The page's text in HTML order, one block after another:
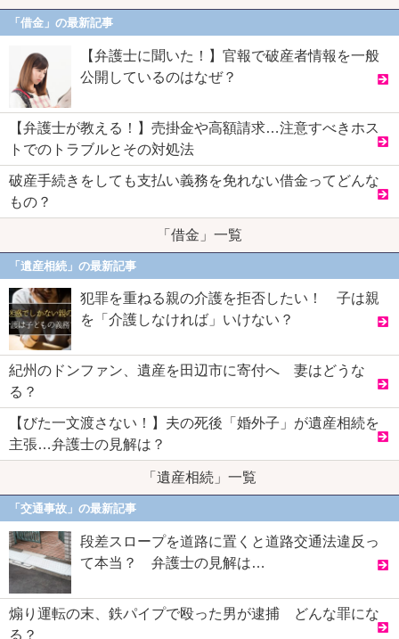
「借金」の最新記事
【弁護士に聞いた！】官報で破産者情報を一般
公開しているのはなぜ？
【弁護士が教える！】売掛金や高額請求…注意すべきホス
トでのトラブルとその対処法
破産手続きをしても支払い義務を免れない借金ってどんな
もの？
「借金」一覧
「遺産相続」の最新記事
犯罪を重ねる親の介護を拒否したい！ 子は親
を「介護しなければ」いけない？
紀州のドンファン、遺産を田辺市に寄付へ 妻はどうな
る？
【びた一文渡さない！】夫の死後「婚外子」が遺産相続を
主張…弁護士の見解は？
「遺産相続」一覧
「交通事故」の最新記事
段差スロープを道路に置くと道路交通法違反っ
て本当？ 弁護士の見解は…
煽り運転の末、鉄パイプで殴った男が逮捕 どんな罪にな
る？